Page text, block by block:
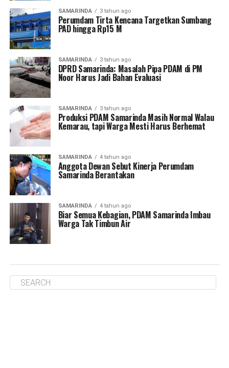
SAMARINDA 3 tahun ago
Perumdam Tirta Kencana Targetkan Sumbang
PAD hingga Rp15 M
SAMARINDA 3 tahun ago
DPRD Samarinda: Masalah Pipa PDAM di PM
Noor Harus Jadi Bahan Evaluasi
SAMARINDA 3 tahun ago
Produksi PDAM Samarinda Masih Normal Walau
Kemarau, tapi Warga Mesti Harus Berhemat
SAMARINDA 4 tahun ago
Anggota Dewan Sebut Kinerja Perumdam
Samarinda Berantakan
SAMARINDA 4 tahun ago
Biar Semua Kebagian, PDAM Samarinda Imbau
Warga Tak Timbun Air